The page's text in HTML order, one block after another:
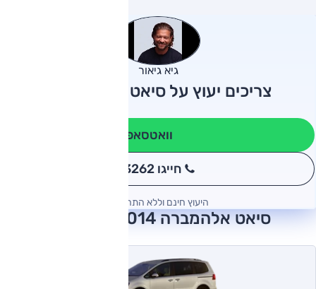
גיא גיאור
צריכים יעוץ על סיאט אלהמברה?
וואטסאפ
חייגו 3262
היעוץ חינם וללא התחייבות
סיאט אלהמברה 2014 חוות דעת